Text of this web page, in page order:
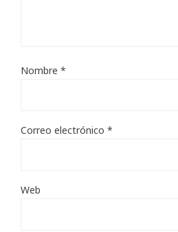
Nombre *
Correo electrónico *
Web